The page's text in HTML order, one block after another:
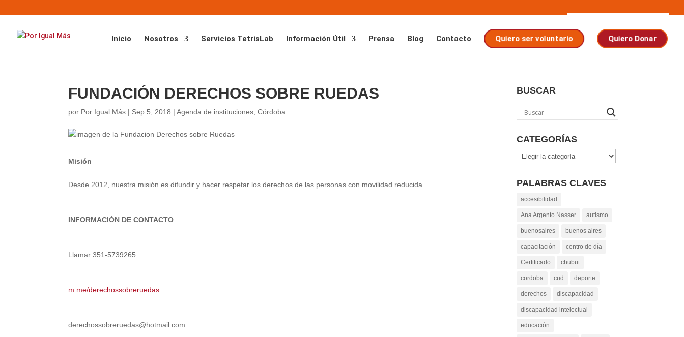
Inicio Nosotros Servicios TetrisLab Información Útil Prensa Blog Contacto Quiero ser voluntario Quiero Donar
FUNDACIÓN DERECHOS SOBRE RUEDAS
por Por Igual Más | Sep 5, 2018 |Agenda de instituciones ,Córdoba
Misión
Desde 2012, nuestra misión es difundir y hacer respetar los derechos de las personas con movilidad reducida
INFORMACIÓN DE CONTACTO
Llamar 351-5739265
m.me/derechossobreruedas
derechossobreruedas@hotmail.com
BUSCAR
CATEGORÍAS
Categorías
PALABRAS CLAVES
accesibilidad
Ana Argento Nasser autismo
buenosaires buenos aires
capacitación centro de día
Certificado chubut
cordoba cud deporte
derechos discapacidad
discapacidad intelectual
educación